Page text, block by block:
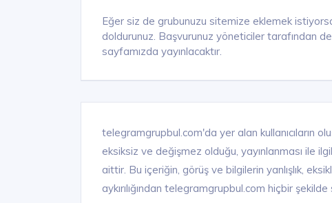
Eğer siz de grubunuzu sitemize eklemek
doldurunuz. Başvurunuz yöneticiler tarafından
sayfamızda yayınlacaktır.
telegramgrupbul.com'da yer alan kullanıcıların
eksiksiz ve değişmez olduğu, yayınlanması ile
aittir. Bu içeriğin, görüş ve bilgilerin yanlışlık,
aykırılığından telegramgrupbul.com hiçbir